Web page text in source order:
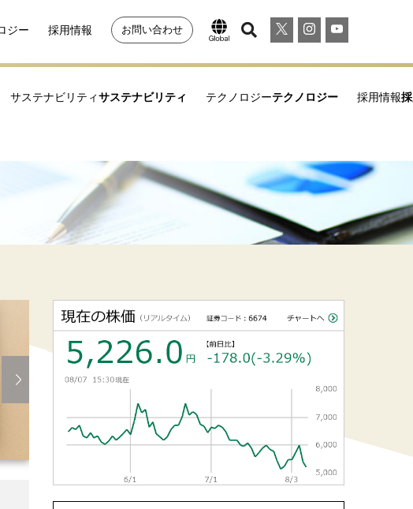
サステナビリティサステナビリティ テクノロジーテクノロジー 採用情報
ジー 採用情報 お問い合わせ